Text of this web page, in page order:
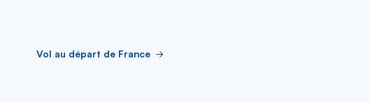
Vol au départ de France